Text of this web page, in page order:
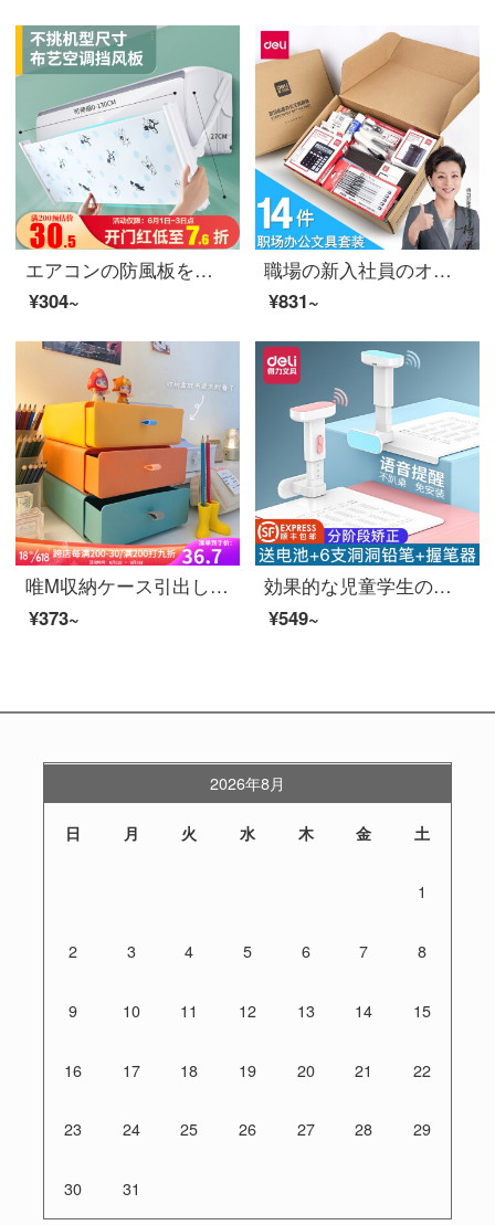
エアコンの防風板を引張り、通風用エアコンの防風カバーを吹き抜けます。子供の妊娠中の月子の冷たい風の防風パネルの防風カバーの壁に防風カバーを付けます。【旺星犬】1-3 P通用します。
¥304~
職場の新入社員のオフィス文房具セットデスクトップオフィス用品の組み合わせフォルダペン立てファイルボックスノートの固形ゴム中性ペンのハサミセット【事務用文具14点セット】9667
¥831~
唯M収納ケース引出し式デスクトップ収納ケース多重箱大オフィスデスクデスク片付け神器三重混色（黄＋橙＋緑）
¥373~
効果的な児童学生の姿勢の矯正は腰掛けの矯正をして、近視の六段の昇降を防止して、音声を調節して学習用品の学生に字を書くように注意します。
¥549~
2026年8月
日 月 火 水 木 金 土
1
2 3 4 5 6 7 8
9 10 11 12 13 14 15
16 17 18 19 20 21 22
23 24 25 26 27 28 29
30 31